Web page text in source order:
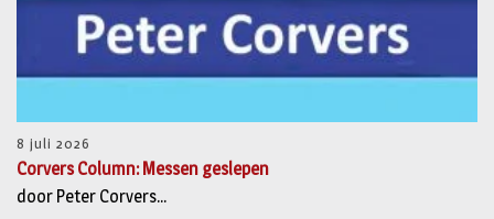
8 juli 2026
Corvers Column: Messen geslepen
door Peter Corvers...